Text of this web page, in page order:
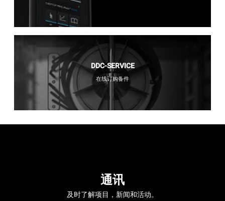
DDC-SERVICE
在线订购备件
通讯
及时了解项目，新闻和活动。